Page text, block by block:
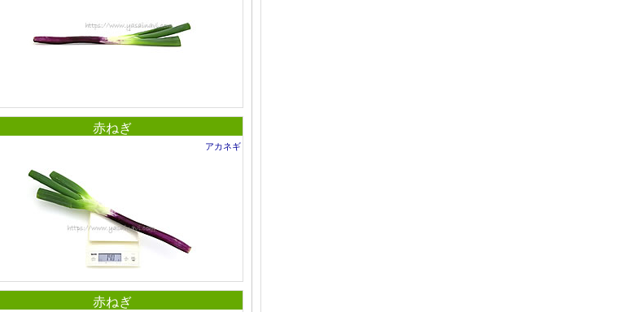
赤ねぎ
アカネギ
赤ねぎ